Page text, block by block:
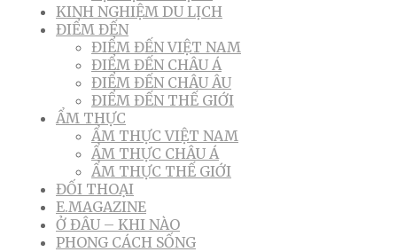
KINH NGHIỆM DU LỊCH
ĐIỂM ĐẾN
ĐIỂM ĐẾN VIỆT NAM
ĐIỂM ĐẾN CHÂU Á
ĐIỂM ĐẾN CHÂU ÂU
ĐIỂM ĐẾN THẾ GIỚI
ẨM THỰC
ẨM THỰC VIỆT NAM
ẨM THỰC CHÂU Á
ẨM THỰC THẾ GIỚI
ĐỐI THOẠI
E.MAGAZINE
Ở ĐÂU – KHI NÀO
PHONG CÁCH SỐNG